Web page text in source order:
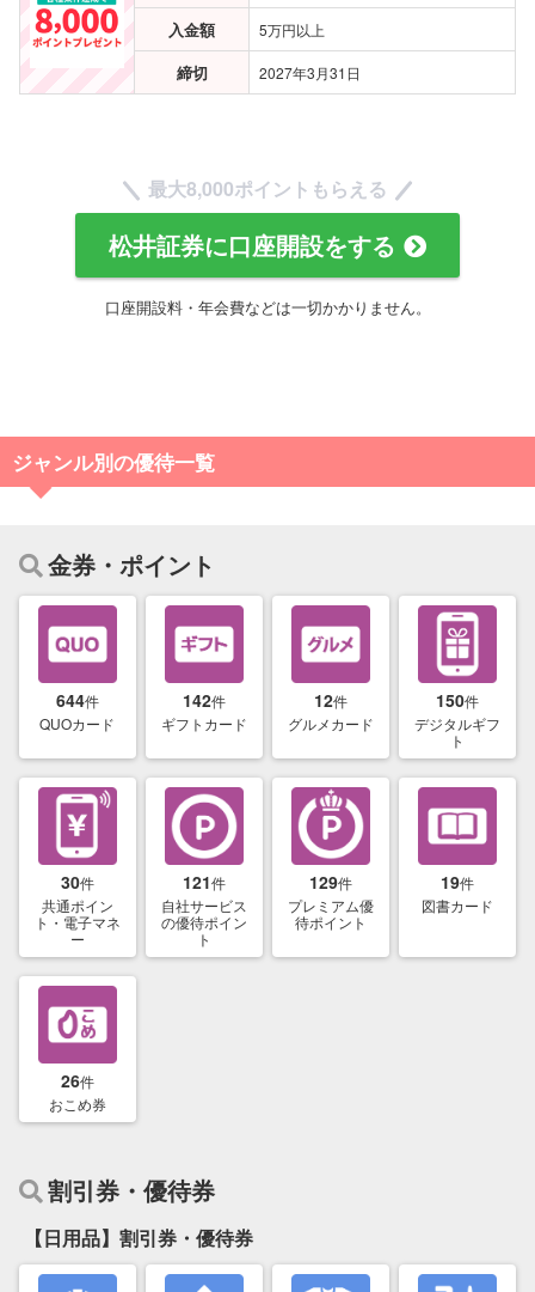
入金額 5万円以上
締切 2027年3月31日
最大8,000ポイントもらえる
松井証券に口座開設をする
口座開設料・年会費などは一切かかりません。
ジャンル別の優待一覧
金券・ポイント
644件
QUOカード
142件
ギフトカード
12件
グルメカード
150件
デジタルギフ
ト
30件
共通ポイン
ト・電子マネ
ー
121件
自社サービス
の優待ポイン
ト
129件
プレミアム優
待ポイント
19件
図書カード
26件
おこめ券
割引券・優待券
【日用品】割引券・優待券